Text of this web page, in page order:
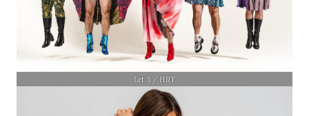
Let 3 / HRT